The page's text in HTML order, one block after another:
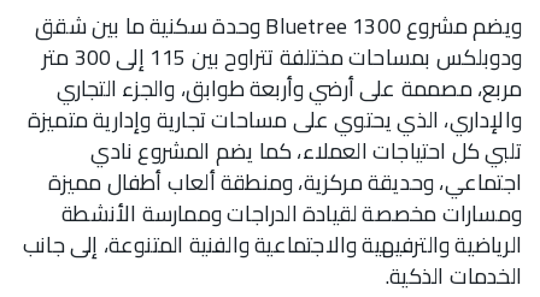
ويضم مشروع Bluetree 1300 وحدة سكنية ما بين شقق
ودوبلكس بمساحات مختلفة تتراوح بين 115 إلى 300 متر
مربع، مصممة على أرضي وأربعة طوابق، والجزء التجاري
والإداري، الذي يحتوي على مساحات تجارية وإدارية متميزة
تلبي كل احتياجات العملاء، كما يضم المشروع نادي
اجتماعي، وحديقة مركزية، ومنطقة ألعاب أطفال مميزة
ومسارات مخصصة لقيادة الدراجات وممارسة الأنشطة
الرياضية والترفيهية والاجتماعية والفنية المتنوعة، إلى جانب
الخدمات الذكية.